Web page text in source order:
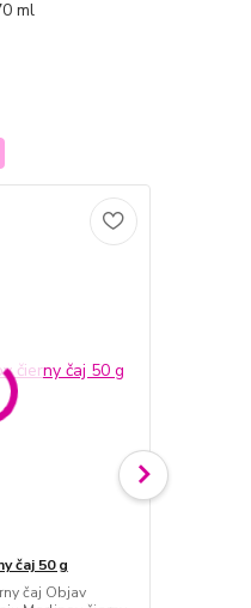
ml
čaj 50 g
čaj Objav